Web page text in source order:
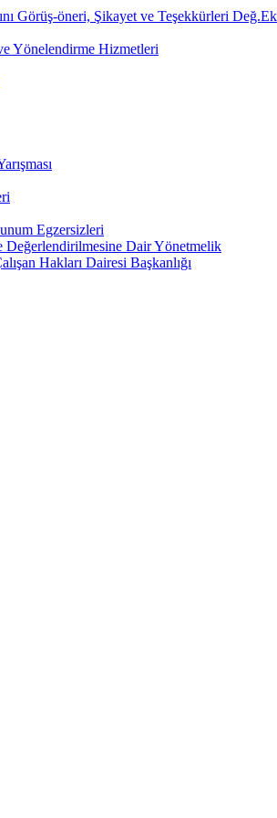
Görüş-öneri, Şikayet ve Teşekkürleri
Yönelendirme Hizmetleri
Egzersizleri
Değerlendirilmesine Dair Yönetmelik
Hakları Dairesi Başkanlığı